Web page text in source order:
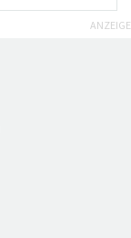
ANZEIGE